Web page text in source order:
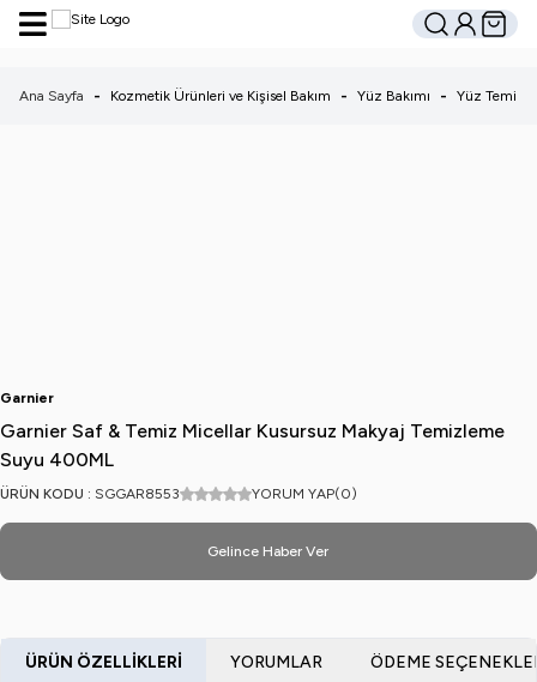
Hesabım
Sepetim
Ana Sayfa - Kozmetik Ürünleri ve Kişisel Bakım - Yüz Bakımı - Yüz
Garnier
Garnier Saf & Temiz Micellar Kusursuz Makyaj Temizleme
Suyu 400ML
ÜRÜN KODU : SGGAR8553 YORUM YAP(0)
Gelince Haber Ver
ÜRÜN ÖZELLIKLERI YORUMLAR ÖDEME